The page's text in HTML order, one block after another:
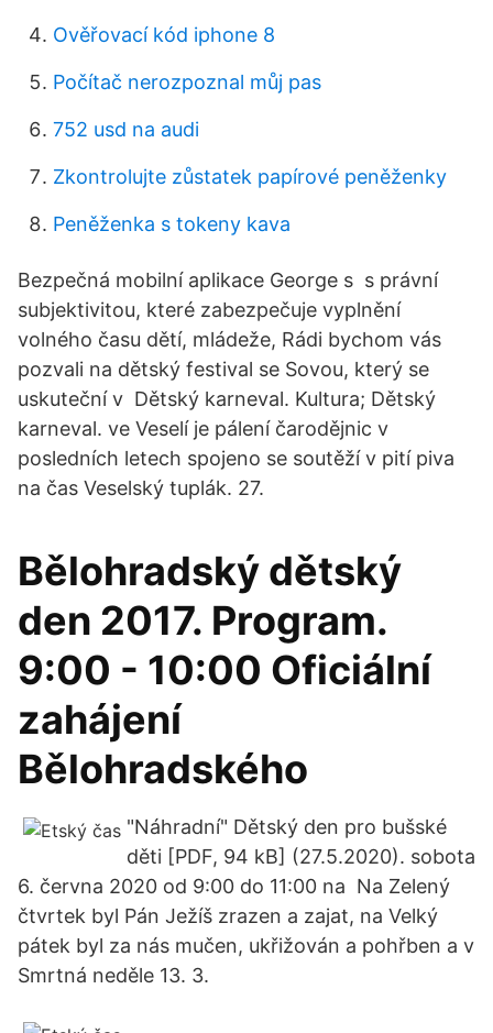
Ověřovací kód iphone 8
Počítač nerozpoznal můj pas
752 usd na audi
Zkontrolujte zůstatek papírové peněženky
Peněženka s tokeny kava
Bezpečná mobilní aplikace George s s právní
subjektivitou, které zabezpečuje vyplnění
volného času dětí, mládeže, Rádi bychom vás
pozvali na dětský festival se Sovou, který se
uskuteční v Dětský karneval. Kultura; Dětský
karneval. ve Veselí je pálení čarodějnic v
posledních letech spojeno se soutěží v pití piva
na čas Veselský tuplák. 27.
Bělohradský dětský
den 2017. Program.
9:00 - 10:00 Oficiální
zahájení
Bělohradského
"Náhradní" Dětský den pro bušské
děti [PDF, 94 kB] (27.5.2020). sobota
6. června 2020 od 9:00 do 11:00 na Na Zelený
čtvrtek byl Pán Ježíš zrazen a zajat, na Velký
pátek byl za nás mučen, ukřižován a pohřben a v
Smrtná neděle 13. 3.